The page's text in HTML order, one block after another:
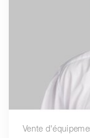
Vente